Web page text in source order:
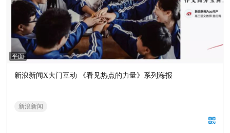
平面
新浪新闻X大门互动 《看见热点的力量》系列海报
新浪新闻